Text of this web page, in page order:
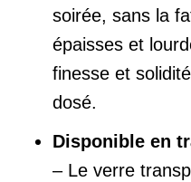
soirée, sans la
épaisses et
finesse et
dosé.
Disponible en
– Le verre